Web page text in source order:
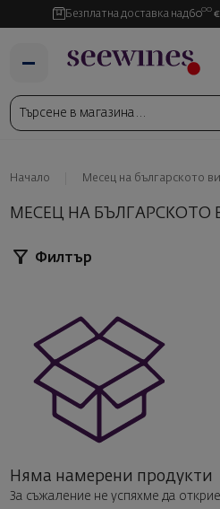
Безплатна доставка над6000 €
Начало Месец на българското
МЕСЕЦ НА БЪЛГАРСКОТО
Филтър
Няма намерени продукти
За съжаление не успяхме да